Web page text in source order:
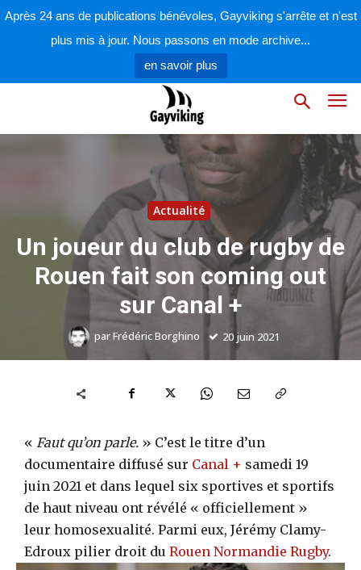
Après 24 ans de publications bénévoles, Gayviking s'arrête et n'est
plus mis à jour. Nous passons en mode archive...
en savoir plus
Actualité
Un joueur du club de rugby de
Rouen fait son coming out
sur Canal +
parFrédéric Borghino 20 juin 2021
« Faut qu’on parle. » C’est le titre d’un
documentaire diffusé sur Canal + samedi 19
juin 2021 et dans lequel six sportives et sportifs
de haut niveau ont révélé « officiellement »
leur homosexualité. Parmi eux, Jérémy Clamy-
Edroux pilier droit du Rouen Normandie Rugby.